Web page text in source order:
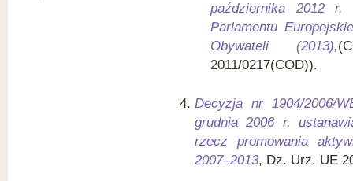
października 2012 r.
Parlamentu
Obywateli (2013),
2011/0217(COD)).
Decyzja nr 1904/2006/
grudnia 2006 r.
rzecz promowania
2007–2013, Dz. Urz. UE